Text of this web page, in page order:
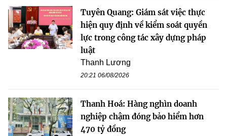
Tuyên Quang: Giám sát việc thực
hiện quy định về kiểm soát quyền
lực trong công tác xây dựng pháp
luật
Thanh Lương
20:21 06/08/2026
Thanh Hoá: Hàng nghìn doanh
nghiệp chậm đóng bảo hiểm hơn
470 tỷ đồng